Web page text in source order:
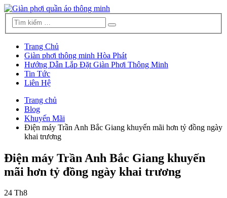
Trang Chủ
Giàn phơi thông minh Hòa Phát
Hướng Dẫn Lắp Đặt Giàn Phơi Thông Minh
Tin Tức
Liên Hệ
Trang chủ
Blog
Khuyến Mãi
Điện máy Trần Anh Bắc Giang khuyến mãi hơn tỷ đồng ngày
khai trương
Điện máy Trần Anh Bắc Giang khuyến
mãi hơn tỷ đồng ngày khai trương
24 Th8